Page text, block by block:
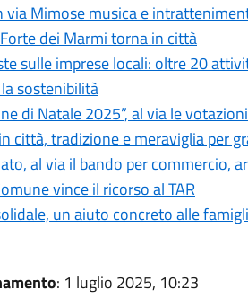
via Mimose musica e
dei Marmi torna in città
sulle imprese locali: oltre 20
sostenibilità
di Natale 2025”, al via le votazioni
città, tradizione e meraviglia per
al via il bando per commercio,
vince il ricorso al TAR
un aiuto concreto alle
: 1 luglio 2025, 10:23